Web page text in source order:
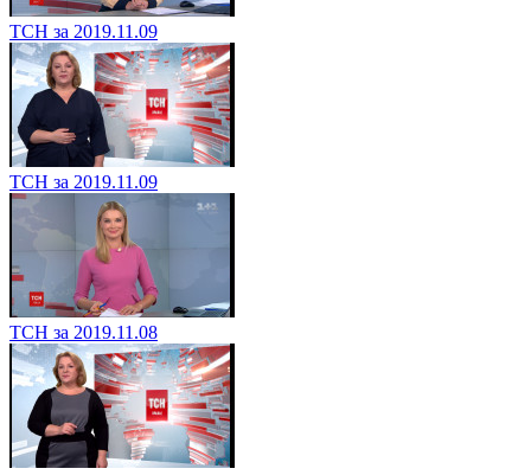
ТСН за 2019.11.09
ТСН за 2019.11.09
ТСН за 2019.11.08